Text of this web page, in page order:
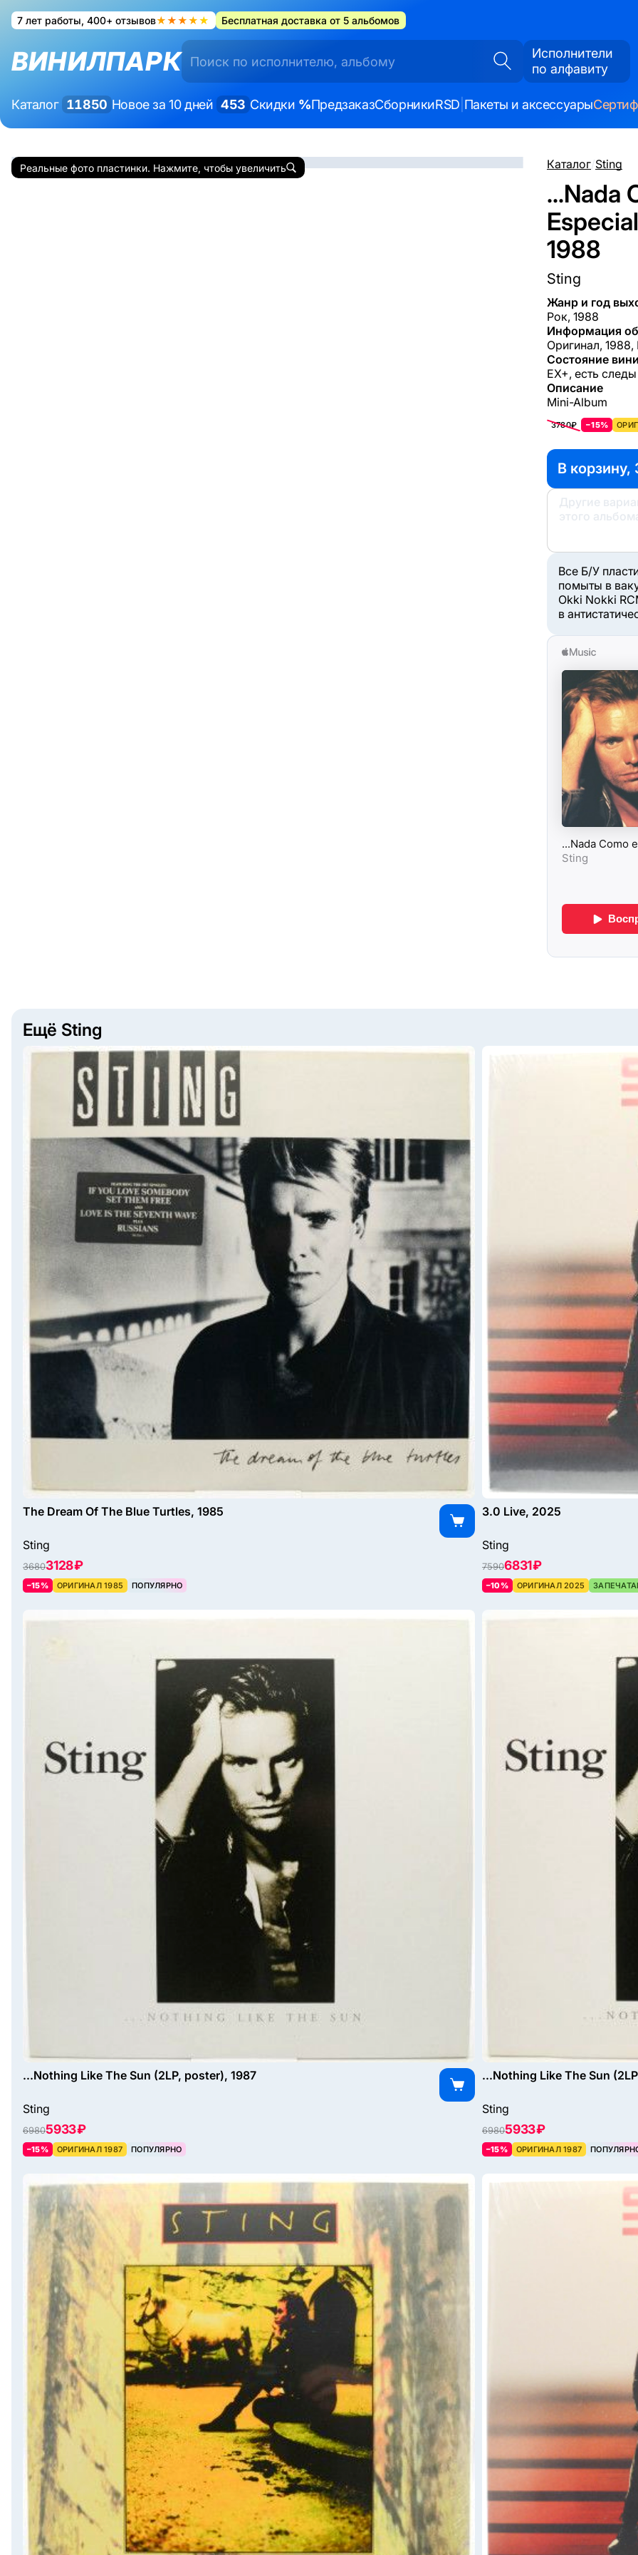
7 лет работы, 400+ отзывов★★★★★ Бесплатная доставка от 5 альбомов
ВИНИЛПАРК
Исполнители
по алфавиту
Каталог 11850 Новое за 10 дней 453 Скидки %ПредзаказСборникиRSD Пакеты и аксессуары
Каталог/Sting
...Nada
1988
Sting
Жанр и год
Рок, 1988
Информация
Оригинал,
Состояние
EX+, есть
Описание
Mini-Album
3780₽ −15%
В корзину,
Другие
этого
Все Б/У
помыты в
Okki Nokki
в
Реальные фото пластинки. Нажмите, чтобы увеличить
Ещё Sting
The Dream Of The Blue Turtles, 1985
Sting
36803128 ₽
–15% ОРИГИНАЛ 1985 ПОПУЛЯРНО
3.0 Live, 2025
Sting
75906831 ₽
–10% ОРИГИНАЛ 2025
...Nothing Like The Sun (2LP, poster), 1987
Sting
69805933 ₽
–15% ОРИГИНАЛ 1987 ПОПУЛЯРНО
...Nothing Like The Sun
Sting
69805933 ₽
–15% ОРИГИНАЛ 1987